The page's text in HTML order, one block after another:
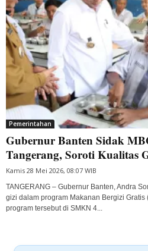
Pemerintahan
Gubernur Banten Sidak
Tangerang, Soroti Kualitas
Kamis 28 Mei 2026, 08:07 WIB
TANGERANG – Gubernur Banten, Andra
gizi dalam program Makanan Bergizi
program tersebut di SMKN 4...